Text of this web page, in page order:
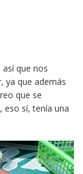
que nos
ya que además
que se
eso sí, tenía una